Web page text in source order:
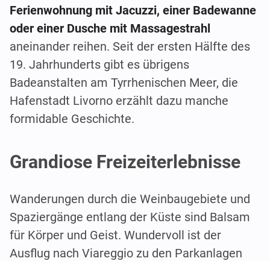
Ferienwohnung mit Jacuzzi, einer Badewanne
oder einer Dusche mit Massagestrahl
aneinander reihen. Seit der ersten Hälfte des
19. Jahrhunderts gibt es übrigens
Badeanstalten am Tyrrhenischen Meer, die
Hafenstadt Livorno erzählt dazu manche
formidable Geschichte.
Grandiose Freizeiterlebnisse
Wanderungen durch die Weinbaugebiete und
Spaziergänge entlang der Küste sind Balsam
für Körper und Geist. Wundervoll ist der
Ausflug nach Viareggio zu den Parkanlagen